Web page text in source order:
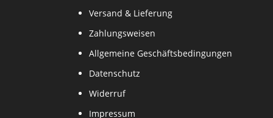
Versand & Lieferung
Zahlungsweisen
Allgemeine Geschäftsbedingungen
Datenschutz
Widerruf
Impressum